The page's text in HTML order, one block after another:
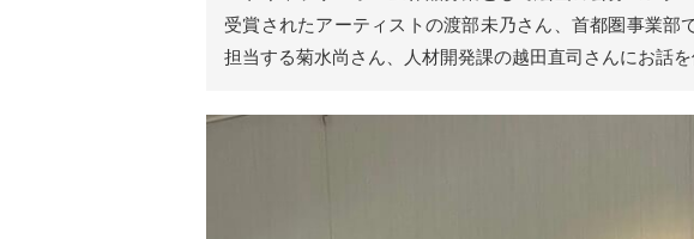
働
リ
を
受賞されたアーティストの渡部未乃さん、首都圏事業部
担当する菊水尚さん、人材開発課の越田直司さんにお話を